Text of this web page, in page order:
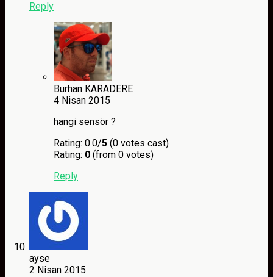
Reply
Burhan KARADERE
4 Nisan 2015
hangi sensör ?
Rating: 0.0/5 (0 votes cast)
Rating: 0 (from 0 votes)
Reply
ayse
2 Nisan 2015